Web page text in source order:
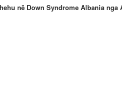
në Down Syndrome Albania nga